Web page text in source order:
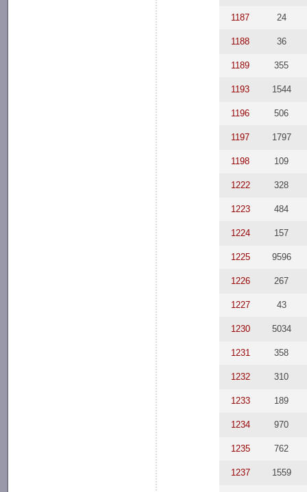
1187 24
1188 36
1189 355
1193 1544
1196 506
1197 1797
1198 109
1222 328
1223 484
1224 157
1225 9596
1226 267
1227 43
1230 5034
1231 358
1232 310
1233 189
1234 970
1235 762
1237 1559